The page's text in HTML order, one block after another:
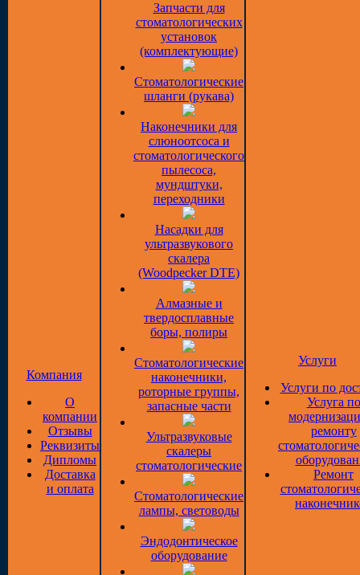
Компания
О
компании
Отзывы
Реквизиты
Дипломы
Доставка
и оплата
Запчасти для
стоматологических
установок
(комплектующие)
Стоматологические
шланги (рукава)
Наконечники для
слюноотсоса и
стоматологического
пылесоса,
мундштуки,
переходники
Насадки для
ультразвукового
скалера
(Woodpecker DTE)
Алмазные и
твердосплавные
боры, полиры
Стоматологические
наконечники,
роторные группы,
запасные части
Ультразвуковые
скалеры
стоматологические
Стоматологические
лампы, световоды
Эндодонтическое
оборудование
Услуги
Услуги по
Услуга по
ремонту
Ремонт